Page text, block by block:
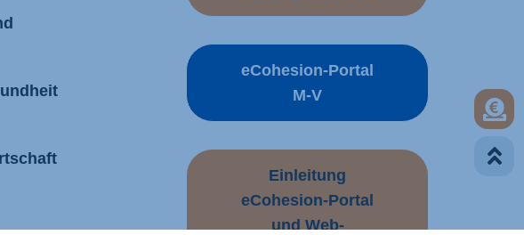
Zum
eCohesion-Portal
M-V
Einleitung
eCohesion-Portal
und Web-